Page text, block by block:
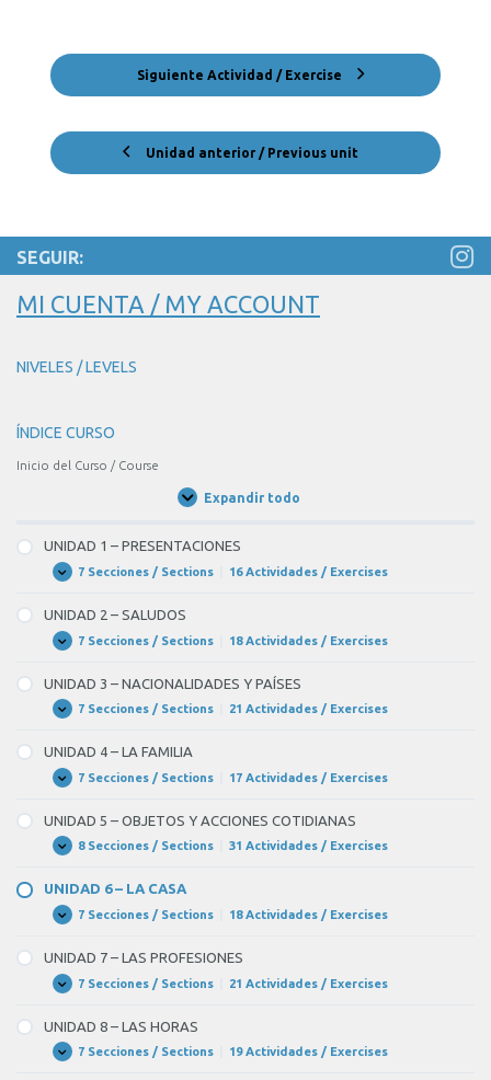
Unidad anterior / Previous unit
Siguiente Actividad / Exercise
SEGUIR:
MI CUENTA / MY ACCOUNT
NIVELES / LEVELS
ÍNDICE CURSO
Inicio del Curso / Course
Expandir todo
Unidades
UNIDAD 1 – PRESENTACIONES
Expandir
UNIDAD
–
PRESENTACIONES
7 Secciones / Sections 16 Actividades / Exercises
UNIDAD 2 – SALUDOS
Expandir
UNIDAD
–
SALUDOS
7 Secciones / Sections 18 Actividades / Exercises
UNIDAD 3 – NACIONALIDADES Y PAÍSES
Expandir
UNIDAD
–
NACIONALIDADES
Y
PAÍSES
7 Secciones / Sections 21 Actividades / Exercises
UNIDAD 4 – LA FAMILIA
Expandir
UNIDAD
–
LA
FAMILIA
7 Secciones / Sections 17 Actividades / Exercises
UNIDAD 5 – OBJETOS Y ACCIONES COTIDIANAS
Expandir
UNIDAD
–
OBJETOS
Y
ACCIONES
8 Secciones / Sections 31 Actividades / Exercises
UNIDAD 6 – LA CASA
Expandir
UNIDAD
–
LA
CASA
7 Secciones / Sections 18 Actividades / Exercises
UNIDAD 7 – LAS PROFESIONES
Expandir
UNIDAD
–
LAS
PROFESIONES
7 Secciones / Sections 21 Actividades / Exercises
UNIDAD 8 – LAS HORAS
Expandir
UNIDAD7 Secciones / Sections 19 Actividades / Exercises